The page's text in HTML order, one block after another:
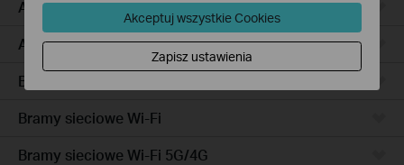
Access Pro
Access
Bramy sieciowe przewodowe
Bramy sieciowe Wi-Fi
Bramy sieciowe Wi-Fi 5G/4G
Akceptuj wszystkie Cookies
Zapisz ustawienia